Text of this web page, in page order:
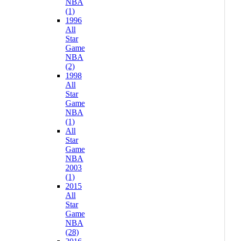
(1)
1996
All
Star
Game
NBA
(2)
1998
All
Star
Game
NBA
(1)
All
Star
Game
NBA
2003
(1)
2015
All
Star
Game
NBA
(28)